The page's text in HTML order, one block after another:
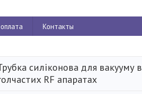
Контакты
силіконова для вакууму в
RF апаратах